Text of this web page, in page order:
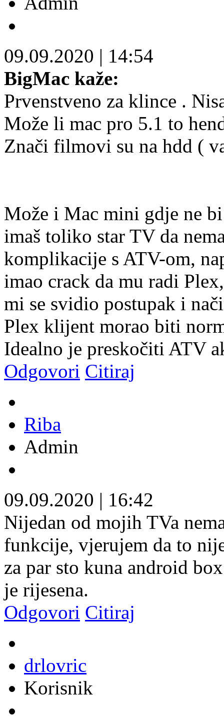
09.09.2020 | 14:54
BigMac kaže:
Prvenstveno za klince .
Može li mac pro 5.1 to
Znači filmovi su na hdd (
Može i Mac mini gdje ne
imaš toliko star TV da
komplikacije s ATV-om,
imao crack da mu radi
mi se svidio postupak i
Plex klijent morao biti
Idealno je preskočiti ATV
Odgovori Citiraj
Riba
Admin
09.09.2020 | 16:42
Nijedan od mojih TVa
funkcije, vjerujem da to
za par sto kuna android
je rijesena.
Odgovori Citiraj
drlovric
Korisnik